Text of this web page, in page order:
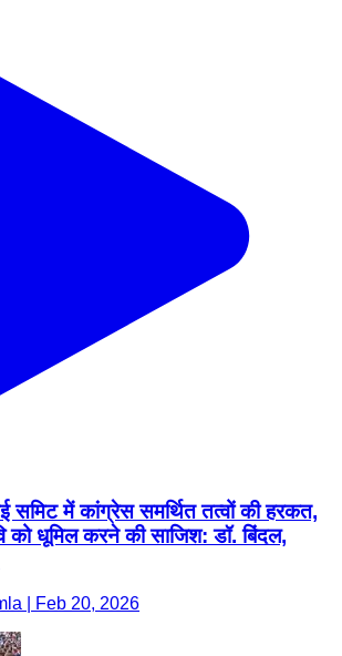
समिट में कांग्रेस समर्थित तत्वों की हरकत,
को धूमिल करने की साजिश: डॉ. बिंदल,
| Feb 20, 2026